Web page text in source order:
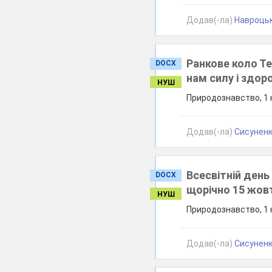
Додав(-ла)
DOCX
НУШ
Ранкове коло
нам силу і
Природознавство, 1
Додав(-ла)
DOCX
НУШ
Всесвітній
щорічно 15
Природознавство, 1
Додав(-ла)